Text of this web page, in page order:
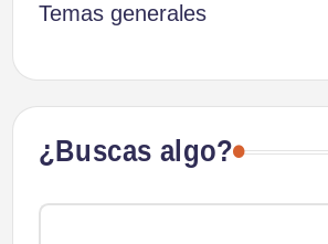
Temas generales
¿Buscas algo?